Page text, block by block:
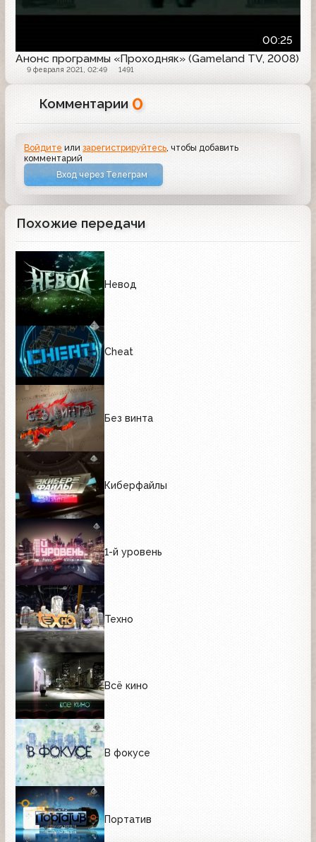
00:25
Анонс программы «Проходняк» (Gameland TV, 2008)
9 февраля 2021, 02:49 1491
Комментарии 0
Войдите илизарегистрируйтесь , чтобы добавить
комментарий
Вход через Телеграм
Похожие передачи
Невод
Cheat
Без винта
Киберфайлы
1-й уровень
Техно
Всё кино
В фокусе
Портатив